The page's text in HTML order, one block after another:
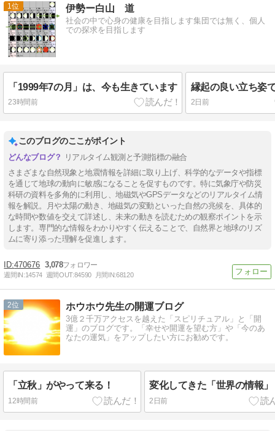
1 伊勢ー白山 道
社会の中で心身の健康を目指します集団では無く、個人
での探求を目指します
「1999年7の月」は、今も生きています
23時間前
縁起の良い立ち姿
2日前
このブログのここがポイント
リアルタイム観測と予測指標の融合
さまざまな自然現象と地震情報を詳細に取り上げ、科学的なデータや指標
を通じて地球の動向に敏感になることを促すものです。特に気象庁や防災
科研の資料を多角的に利用し、地磁気やGPSデータなどのリアルタイム情
報を解説。月や太陽の動き、地磁気の変動といった自然の兆候を、具体的
な時間や数値を交えて詳述し、未来の動きを読むための観察ポイントを示
します。専門的な情報をわかりやすく伝えることで、自然界と地球のリズ
ムに寄り添った理解を促進します。
470676 3,078
週間IN:14574 週間OUT:84590 月間IN:68120
2 ホウホウ先生の開運ブログ
3億２千万アクセスを越えた「スピリチュアル」と「開
運」のブログです。「幸せや開運を望む方」や「今のあ
なたの運気」をアップしたい方にお勧めです。
「立秋」がやって来る！
12時間前
変化してきた「世界の情報
2日前